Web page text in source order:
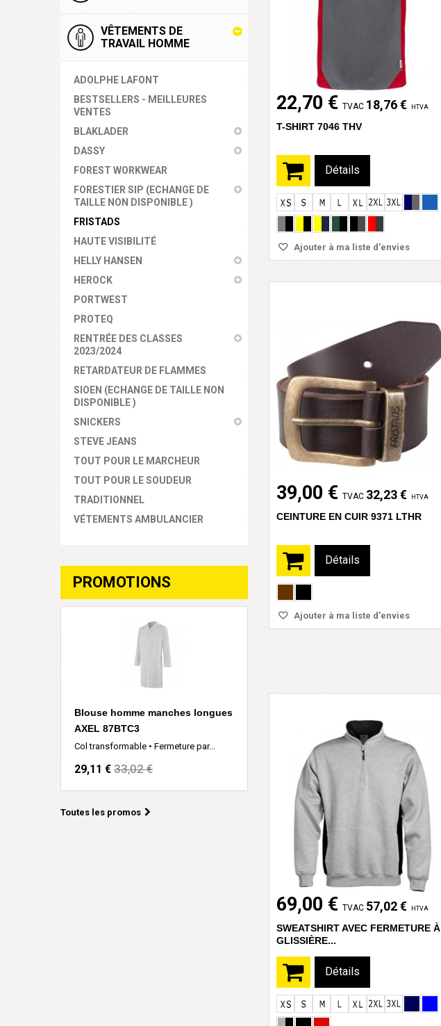
VÊTEMENTS DE
TRAVAIL HOMME
ADOLPHE LAFONT
BESTSELLERS - MEILLEURES
VENTES
BLAKLADER
DASSY
FOREST WORKWEAR
FORESTIER SIP (ECHANGE DE
TAILLE NON DISPONIBLE )
FRISTADS
HAUTE VISIBILITÉ
HELLY HANSEN
HEROCK
PORTWEST
PROTEQ
RENTRÉE DES CLASSES
2023/2024
RETARDATEUR DE FLAMMES
SIOEN (ECHANGE DE TAILLE NON
DISPONIBLE )
SNICKERS
STEVE JEANS
TOUT POUR LE MARCHEUR
TOUT POUR LE SOUDEUR
TRADITIONNEL
VÉTEMENTS AMBULANCIER
PROMOTIONS
Blouse homme manches longues
AXEL 87BTC3
Col transformable • Fermeture par...
29,11 € 33,02 €
Toutes les promos
22,70 € TVAC 18,76 € HTVA
T-SHIRT 7046 THV
Détails
Ajouter à ma liste d'envies
39,00 € TVAC 32,23 € HTVA
CEINTURE EN CUIR 9371 LTHR
Détails
Ajouter à ma liste d'envies
69,00 € TVAC 57,02 € HTVA
SWEATSHIRT AVEC FERMETURE À
GLISSIÈRE...
Détails